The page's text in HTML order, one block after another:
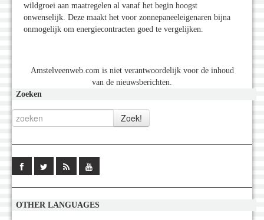
wildgroei aan maatregelen al vanaf het begin hoogst
onwenselijk. Deze maakt het voor zonnepaneeleigenaren bijna
onmogelijk om energiecontracten goed te vergelijken.
Amstelveenweb.com is niet verantwoordelijk voor de inhoud
van de nieuwsberichten.
Zoeken
OTHER LANGUAGES